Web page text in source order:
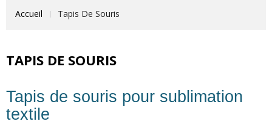
Accueil Tapis De Souris
TAPIS DE SOURIS
Tapis de souris pour sublimation
textile